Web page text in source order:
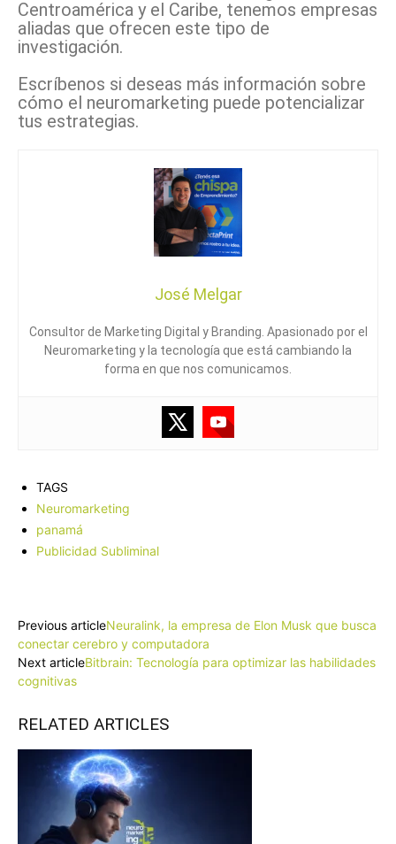
Centroamérica y el Caribe, tenemos empresas
aliadas que ofrecen este tipo de
investigación.
Escríbenos si deseas más información sobre
cómo el neuromarketing puede potencializar
tus estrategias.
José Melgar
Consultor de Marketing Digital y Branding. Apasionado por el
Neuromarketing y la tecnología que está cambiando la
forma en que nos comunicamos.
TAGS
Neuromarketing
panamá
Publicidad Subliminal
Previous articleNeuralink, la empresa de Elon Musk que busca
conectar cerebro y computadora
Next articleBitbrain: Tecnología para optimizar las habilidades
cognitivas
RELATED ARTICLES